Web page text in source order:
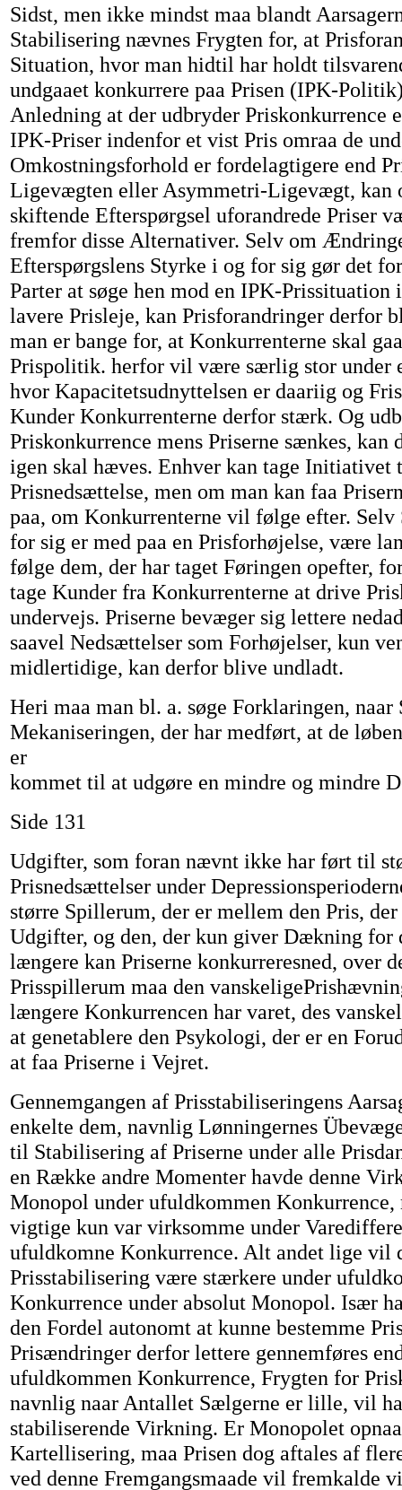
Sidst, men ikke mindst maa blandt
Stabilisering nævnes Frygten for, at
Situation, hvor man hidtil har holdt
undgaaet konkurrere paa Prisen (IPK-
Anledning at der udbryder Priskonkurrence
IPK-Priser indenfor et vist Pris omraa de
Omkostningsforhold er fordelagtigere end
Ligevægten eller Asymmetri-Ligevægt, kan
skiftende Efterspørgsel uforandrede Priser
fremfor disse Alternativer. Selv om
Efterspørgslens Styrke i og for sig gør det
Parter at søge hen mod en IPK-Prissituation
lavere Prisleje, kan Prisforandringer derfor
man er bange for, at Konkurrenterne skal
Prispolitik. herfor vil være særlig stor under
hvor Kapacitetsudnyttelsen er daariig og
Kunder Konkurrenterne derfor stærk. Og
Priskonkurrence mens Priserne sænkes, kan
igen skal hæves. Enhver kan tage Initiativet
Prisnedsættelse, men om man kan faa
paa, om Konkurrenterne vil følge efter.
for sig er med paa en Prisforhøjelse, være
følge dem, der har taget Føringen opefter,
tage Kunder fra Konkurrenterne at drive
undervejs. Priserne bevæger sig lettere
saavel Nedsættelser som Forhøjelser, kun
midlertidige, kan derfor blive undladt.
Heri maa man bl. a. søge Forklaringen,
Mekaniseringen, der har medført, at de
er
kommet til at udgøre en mindre og mindre
Side 131
Udgifter, som foran nævnt ikke har ført til
Prisnedsættelser under
større Spillerum, der er mellem den Pris,
Udgifter, og den, der kun giver Dækning for
længere kan Priserne konkurreresned, over
Prisspillerum maa den
længere Konkurrencen har varet, des
at genetablere den Psykologi, der er en
at faa Priserne i Vejret.
Gennemgangen af Prisstabiliseringens
enkelte dem, navnlig Lønningernes
til Stabilisering af Priserne under alle
en Række andre Momenter havde denne
Monopol under ufuldkommen Konkurrence,
vigtige kun var virksomme under
ufuldkomne Konkurrence. Alt andet lige vil
Prisstabilisering være stærkere under
Konkurrence under absolut Monopol. Især
den Fordel autonomt at kunne bestemme
Prisændringer derfor lettere gennemføres
ufuldkommen Konkurrence, Frygten for
navnlig naar Antallet Sælgerne er lille, vil
stabiliserende Virkning. Er Monopolet
Kartellisering, maa Prisen dog aftales af
ved denne Fremgangsmaade vil fremkalde